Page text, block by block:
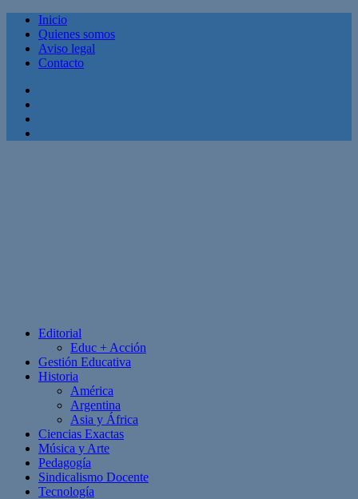
Inicio
Quienes somos
Aviso legal
Contacto
Editorial
Educ + Acción
Gestión Educativa
Historia
América
Argentina
Asia y África
Ciencias Exactas
Música y Arte
Pedagogía
Sindicalismo Docente
Tecnología